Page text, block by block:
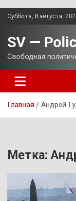
Перейти
Суббота, 8 августа,
SV —
Свободная
Главная Андрей
Метка: